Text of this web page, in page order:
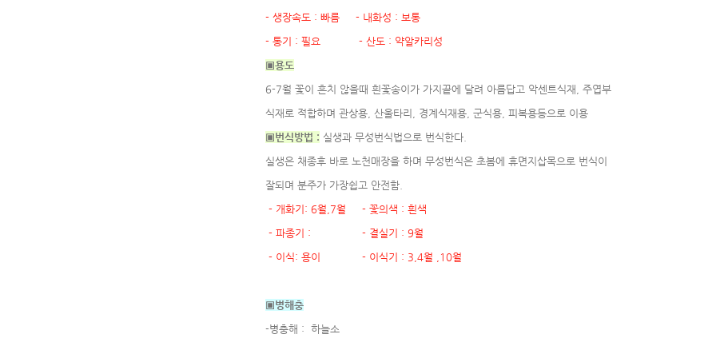
- 생장속도 : 빠름 - 내화성 : 보통
- 통기 : 필요 - 산도 : 약알카리성
▣용도
6-7월 꽃이 흔치 않을때 흰꽃송이가 가지끝에 달려 아름답고 악센트식재, 주엽부
식재로 적합하며 관상용, 산울타리, 경계식재용, 군식용, 피복용등으로 이용
▣번식방법 : 실생과 무성번식법으로 번식한다.
실생은 채종후 바로 노천매장을 하며 무성번식은 초봄에 휴면지삽목으로 번식이
잘되며 분주가 가장쉽고 안전함.
- 개화기: 6월,7월 - 꽃의색 : 흰색
- 파종기 : - 결실기 : 9월
- 이식: 용이 - 이식기 : 3,4월 ,10월
▣병해충
-병충해 : 하늘소